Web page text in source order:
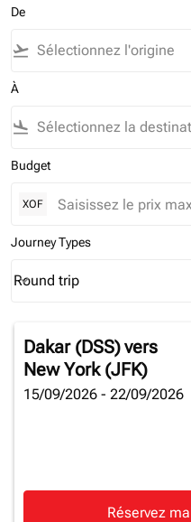
De
flight_takeoff
À
flight_land
Budget
XOF
Journey Types
Journey Types option
Round trip
keyboard_arrow_down
Dakar (DSS)vers
New York (JFK)
15/09/2026 - 22/09/2026
Réservez